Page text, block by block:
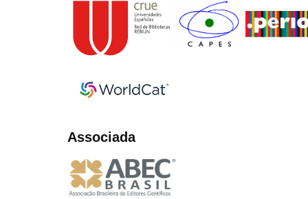
Associada